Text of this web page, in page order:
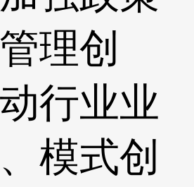
理创
行业业
模式创